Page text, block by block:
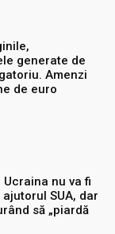
generate de
Amenzi
de euro
Ucraina nu va fi
SUA, dar
să „piardă